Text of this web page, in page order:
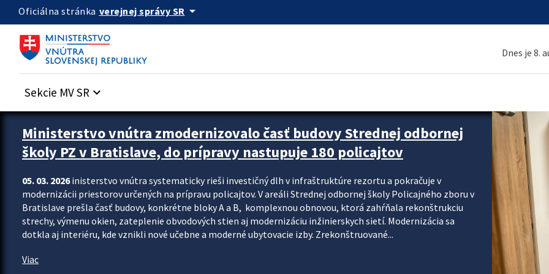
Preskocit na hlavný obsah
Oficiálna stránka verejnej správy SR arrow_drop_down
Dnes je 8.
Sekcie MV SR keyboard_arrow_down
Ministerstvo vnútra zmodernizovalo časť budovy Strednej odbornej
školy PZ v Bratislave, do prípravy nastupuje 180 policajtov
05. 03. 2026inisterstvo vnútra systematicky rieši investičný dlh v infraštruktúre rezortu a pokračuje v
modernizácii priestorov určených na prípravu policajtov. V areáli Strednej odbornej školy Policajného zboru v
Bratislave prešla časť budovy, konkrétne bloky A a B, komplexnou obnovou, ktorá zahŕňala rekonštrukciu
strechy, výmenu okien, zateplenie obvodových stien aj modernizáciu inžinierskych sietí. Modernizácia sa
dotkla aj interiéru, kde vznikli nové učebne a moderné ubytovacie izby. Zrekonštruované...
Viac